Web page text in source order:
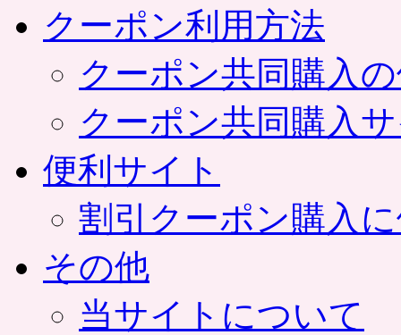
クーポン利用方法
クーポン共同購入
クーポン共同購入
便利サイト
割引クーポン購入
その他
当サイトについて